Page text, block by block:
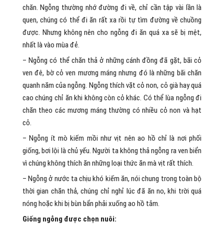
chăn. Ngỗng thường nhớ đường đi về, chỉ cần tập vài lần là
quen, chúng có thể đi ăn rất xa rồi tự tìm đường về chuồng
được. Nhưng không nên cho ngỗng đi ăn quá xa sẽ bị mệt,
nhất là vào mùa đẻ.
– Ngỗng có thể chăn thả ở những cánh đồng đã gặt, bãi cỏ
ven đê, bờ cỏ ven mương máng nhưng đó là những bãi chăn
quanh năm của ngỗng. Ngỗng thích vặt cỏ non, cỏ già hay quá
cao chúng chỉ ăn khi không còn cỏ khác. Có thể lùa ngỗng đi
chăn theo các mương máng thường có nhiều cỏ non và hạt
cỏ.
– Ngỗng ít mò kiếm mồi như vịt nên ao hồ chỉ là nơi phối
giống, bơi lội là chủ yếu. Người ta không thả ngỗng ra ven biển
vì chúng không thích ăn những loại thức ăn mà vịt rất thích.
– Ngỗng ở nước ta chịu khó kiếm ăn, nói chung trong toàn bộ
thời gian chăn thả, chúng chỉ nghỉ lúc đã ăn no, khi trời quá
nóng hoặc khi bị bùn bẩn phải xuống ao hồ tắm.
Giống ngỗng được chọn nuôi: